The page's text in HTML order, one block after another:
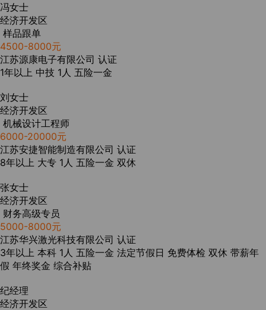
冯女士
经济开发区
样品跟单
4500-8000元
江苏源康电子有限公司 认证
1年以上 中技 1人 五险一金
刘女士
经济开发区
机械设计工程师
6000-20000元
江苏安捷智能制造有限公司 认证
8年以上 大专 1人 五险一金 双休
张女士
经济开发区
财务高级专员
5000-8000元
江苏华兴激光科技有限公司 认证
3年以上 本科 1人 五险一金 法定节假日 免费体检 双休 带薪年
假 年终奖金 综合补贴
纪经理
经济开发区